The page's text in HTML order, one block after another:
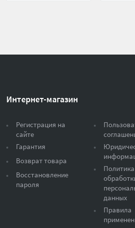
Интернет-магазин
Регистрация на
сайте
Гарантия
Возврат товара
Восстановление
пароля
Политика
данных
Правила